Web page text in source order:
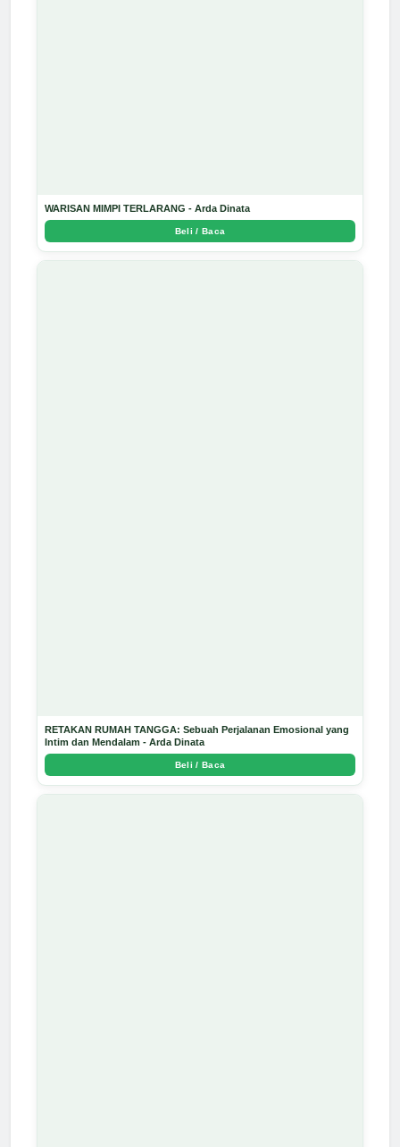
WARISAN MIMPI TERLARANG - Arda Dinata
Beli / Baca
RETAKAN RUMAH TANGGA: Sebuah Perjalanan Emosional yang
Intim dan Mendalam - Arda Dinata
Beli / Baca